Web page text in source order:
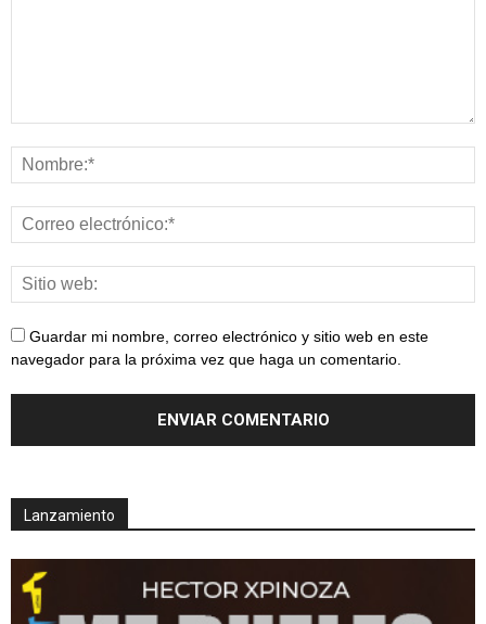
Guardar mi nombre, correo electrónico y sitio web en este
navegador para la próxima vez que haga un comentario.
Lanzamiento